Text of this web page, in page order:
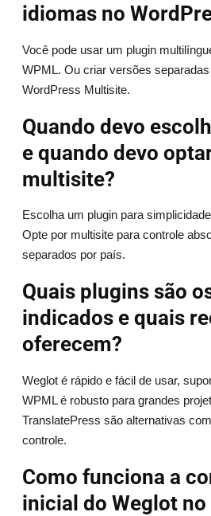
idiomas no
Você pode usar um plugin
WPML. Ou criar versões
WordPress Multisite.
Quando devo
e quando devo
multisite?
Escolha um plugin para
Opte por multisite para controle
separados por país.
Quais plugins são
indicados e quais
oferecem?
Weglot é rápido e fácil de usar,
WPML é robusto para grandes
TranslatePress são alternativas
controle.
Como funciona a
inicial do Weglot no